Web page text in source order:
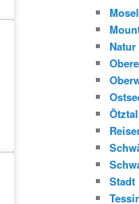
Mosel
Natur
Ötztal
Stadt